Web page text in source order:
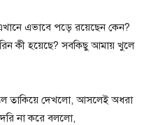
এভাবে পড়ে রয়েছেন কেন?
কী হয়েছে? সবকিছু আমায় খুলে
তাকিয়ে দেখলো, আসলেই অধরা
না করে বললো,